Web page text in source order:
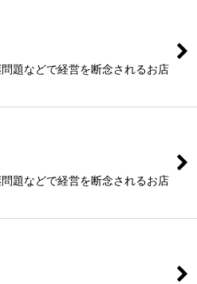
題などで経営を断念されるお店
題などで経営を断念されるお店